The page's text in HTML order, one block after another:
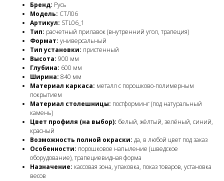
Бренд: Русь
Модель: СТЛ06
Артикул: STL06_1
Тип: расчетный прилавок (внутренний угол, трапеция)
Формат: универсальный
Тип установки: пристенный
Высота: 900 мм
Глубина: 600 мм
Ширина: 840 мм
Материал каркаса: металл с порошково-полимерным
покрытием
Материал столешницы: постформинг (под натуральный
камень)
Цвет профиля (на выбор): белый, жёлтый, зелёный, синий,
красный
Возможность полной окраски: да, в любой цвет под заказ
Особенности: порошковое напыление (шведское
оборудование), трапециевидная форма
Назначение: кассовая зона, упаковка, показ товаров, установка
весов